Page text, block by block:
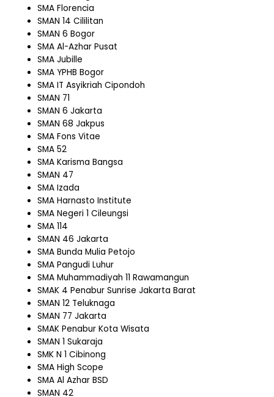
SMA Florencia
SMAN 14 Cililitan
SMAN 6 Bogor
SMA Al-Azhar Pusat
SMA Jubille
SMA YPHB Bogor
SMA IT Asyikriah Cipondoh
SMAN 71
SMAN 6 Jakarta
SMAN 68 Jakpus
SMA Fons Vitae
SMA 52
SMA Karisma Bangsa
SMAN 47
SMA Izada
SMA Harnasto Institute
SMA Negeri 1 Cileungsi
SMA 114
SMAN 46 Jakarta
SMA Bunda Mulia Petojo
SMA Pangudi Luhur
SMA Muhammadiyah 11 Rawamangun
SMAK 4 Penabur Sunrise Jakarta Barat
SMAN 12 Teluknaga
SMAN 77 Jakarta
SMAK Penabur Kota Wisata
SMAN 1 Sukaraja
SMK N 1 Cibinong
SMA High Scope
SMA Al Azhar BSD
SMAN 42